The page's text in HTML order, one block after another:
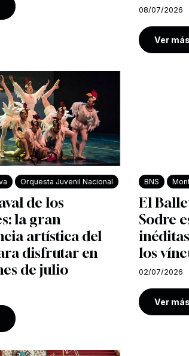
08/07/2026
Ver más
Orquesta Juvenil Nacional
de los
la gran
artística del
disfrutar en
de julio
BNS
El
Sodre
los
02/07/2026
Ver más